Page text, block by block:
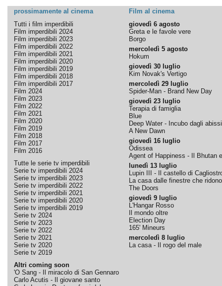
prossimamente al cinema
Film al cinema
Tutti i film imperdibili
Film imperdibili 2024
Film imperdibili 2023
Film imperdibili 2022
Film imperdibili 2021
Film imperdibili 2020
Film imperdibili 2019
Film imperdibili 2018
Film imperdibili 2017
Film 2024
Film 2023
Film 2022
Film 2021
Film 2020
Film 2019
Film 2018
Film 2017
Film 2016
Tutte le serie tv imperdibili
Serie tv imperdibili 2024
Serie tv imperdibili 2023
Serie tv imperdibili 2022
Serie tv imperdibili 2021
Serie tv imperdibili 2020
Serie tv imperdibili 2019
Serie tv 2024
Serie tv 2023
Serie tv 2022
Serie tv 2021
Serie tv 2020
Serie tv 2019
Altri coming soon
'O Sang - Il miracolo di San Gennaro
Carlo Acutis - Il giovane santo
giovedì 6 agosto
Greta e le favole vere
Borgo
mercoledì 5 agosto
Hokum
giovedì 30 luglio
Kim Novak's Vertigo
mercoledì 29 luglio
Spider-Man - Brand New Day
giovedì 23 luglio
Terapia di famiglia
Blue
Deep Water - Incubo dagli abissi
A New Dawn
giovedì 16 luglio
Odissea
Agent of Happiness - Il Bhutan
lunedì 13 luglio
Lupin III - Il castello di
La casa dalle finestre che ridono
The Doors
giovedì 9 luglio
L'Hangar Rosso
Il mondo oltre
Election Day
165' Mineurs
mercoledì 8 luglio
La casa - Il rogo del male